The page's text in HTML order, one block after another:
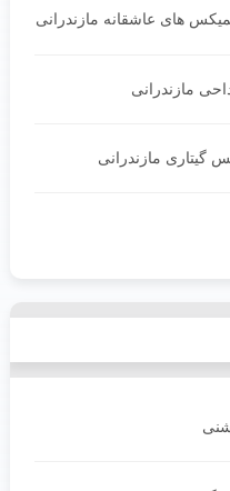
های عاشقانه مازندرانی
مازندرانی
گیتاری مازندرانی